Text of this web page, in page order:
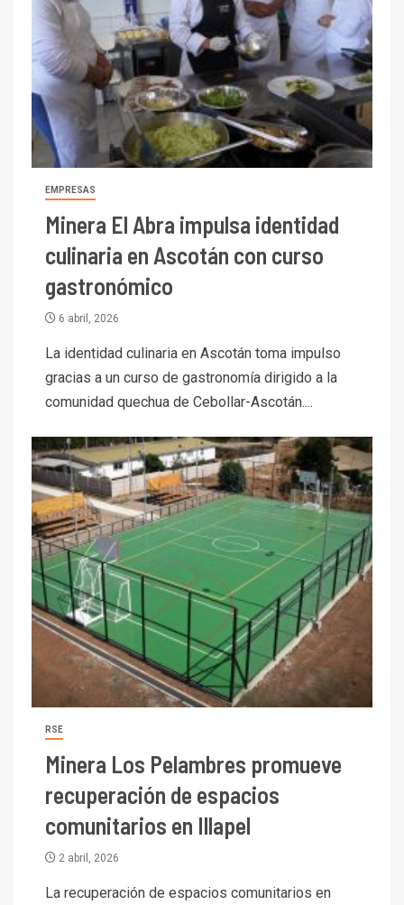
EMPRESAS
Minera El Abra impulsa identidad
culinaria en Ascotán con curso
gastronómico
6 abril, 2026
La identidad culinaria en Ascotán toma impulso
gracias a un curso de gastronomía dirigido a la
comunidad quechua de Cebollar-Ascotán....
RSE
Minera Los Pelambres promueve
recuperación de espacios
comunitarios en Illapel
2 abril, 2026
La recuperación de espacios comunitarios en